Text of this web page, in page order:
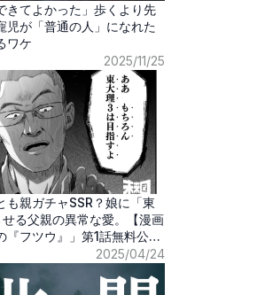
きてよかった」歩くより先
児が「普通の人」になれた
ワケ
2025/11/25
も親ガチャSSR？娘に「東
る父親の異常な愛。【漫画
『フツウ』」第1話無料公
2025/04/24